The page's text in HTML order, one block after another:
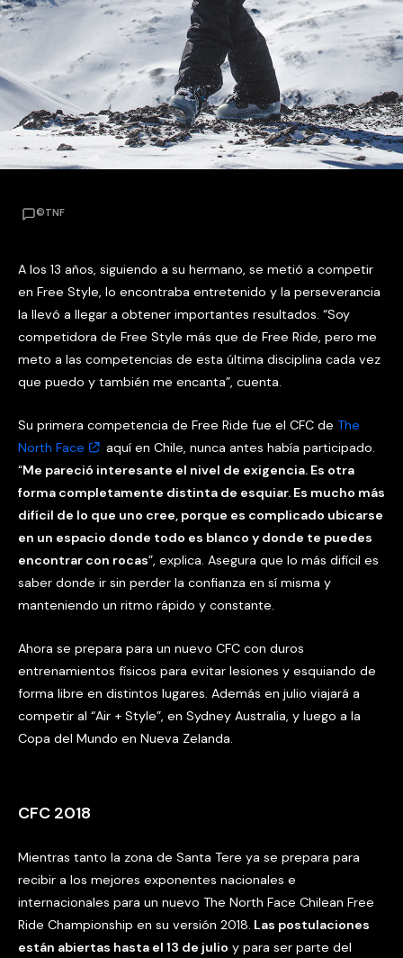
©TNF
A los 13 años, siguiendo a su hermano, se metió a competir
en Free Style, lo encontraba entretenido y la perseverancia
la llevó a llegar a obtener importantes resultados. “Soy
competidora de Free Style más que de Free Ride, pero me
meto a las competencias de esta última disciplina cada vez
que puedo y también me encanta”, cuenta.
Su primera competencia de Free Ride fue el CFC de The
North Face
aquí en Chile, nunca antes había participado.
“Me pareció interesante el nivel de exigencia. Es otra
forma completamente distinta de esquiar. Es mucho más
difícil de lo que uno cree, porque es complicado ubicarse
en un espacio donde todo es blanco y donde te puedes
encontrar con rocas”, explica. Asegura que lo más difícil es
saber donde ir sin perder la confianza en sí misma y
manteniendo un ritmo rápido y constante.
Ahora se prepara para un nuevo CFC con duros
entrenamientos físicos para evitar lesiones y esquiando de
forma libre en distintos lugares. Además en julio viajará a
competir al “Air + Style”, en Sydney Australia, y luego a la
Copa del Mundo en Nueva Zelanda.
CFC 2018
Mientras tanto la zona de Santa Tere ya se prepara para
recibir a los mejores exponentes nacionales e
internacionales para un nuevo The North Face Chilean Free
Ride Championship en su versión 2018. Las postulaciones
están abiertas hasta el 13 de julio y para ser parte del